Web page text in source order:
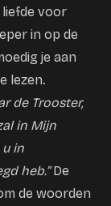
voor
in op de
je aan
lezen.
de Trooster,
in Mijn
u in
heb.”De
de woorden